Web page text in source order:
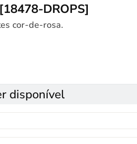
DROPS]
cor-de-rosa.
disponível